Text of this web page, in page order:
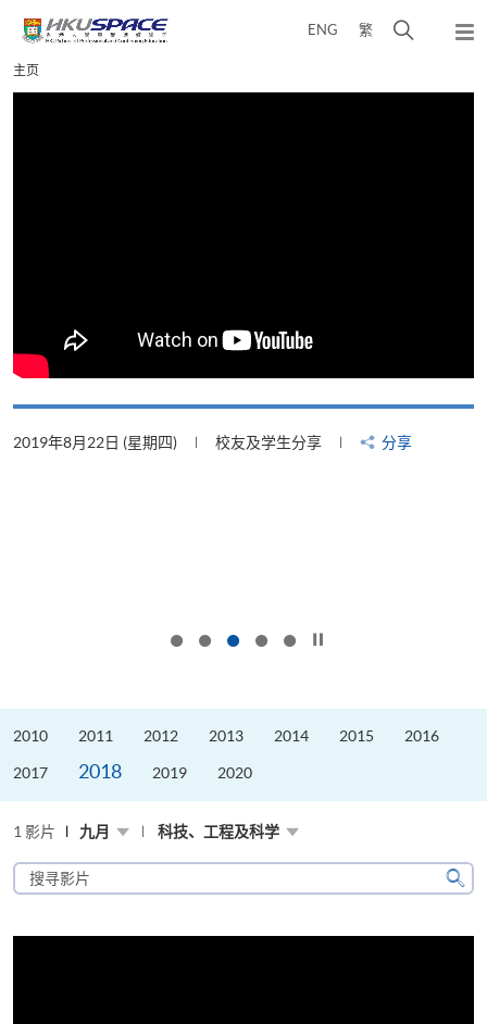
content
ENG 繁
弹
Main
content
主页
2019年8月22日 (星期四) 校友及学生分享 分享
2010 2011 2012 2013 2014 2015 2016
2017 2018 2019 2020
1 影片 九月 科技、工程及科学
搜
寻
片
搜